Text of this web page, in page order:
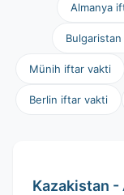
Almanya
Münih iftar vakti
Berlin iftar vakti
Kazakistan -